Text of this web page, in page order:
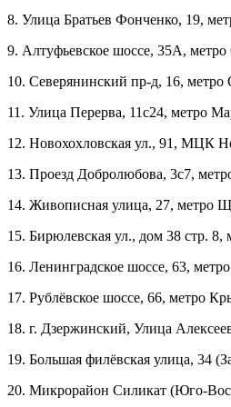
8. Улица Братьев Фонченко, 19,
9. Алтуфьевское шоссе, 35А,
10. Северянинский пр-д, 16,
11. Улица Перерва, 11с24, метро
12. Новохохловская ул., 91, МЦК
13. Проезд Добролюбова, 3с7,
14. Живописная улица, 27, метро
15. Бирюлевская ул., дом 38 стр.
16. Ленинградское шоссе, 63,
17. Рублёвское шоссе, 66, метро
18. г. Дзержинский, Улица
19. Большая филёвская улица, 34
20. Микрорайон Силикат (Юго-